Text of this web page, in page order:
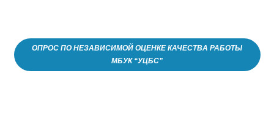
ОПРОС ПО НЕЗАВИСИМОЙ ОЦЕНКЕ КАЧЕСТВА РАБОТЫ
МБУК “УЦБС”